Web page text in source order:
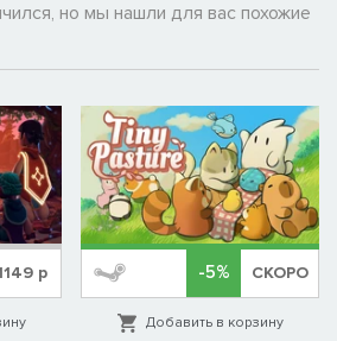
но мы нашли для вас похожие
р -5% СКОРО
Добавить в корзину